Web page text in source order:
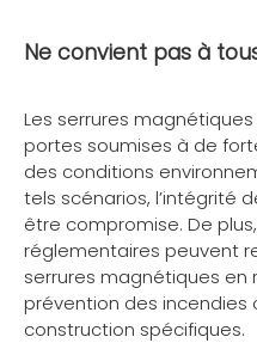
Ne convient pas à
Les serrures
portes soumises à de
des conditions
tels scénarios, l’intégrité
être compromise. De
réglementaires peuvent
serrures magnétiques en
prévention des incendies
construction spécifiques.